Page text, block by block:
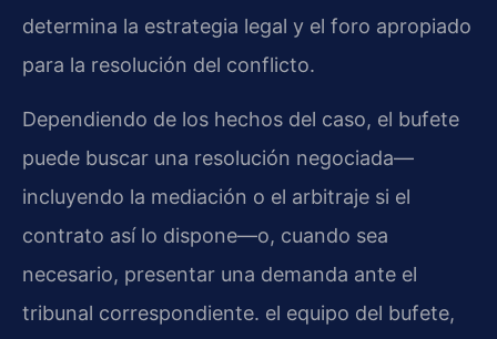
determina la estrategia legal y el foro apropiado
para la resolución del conflicto.
Dependiendo de los hechos del caso, el bufete
puede buscar una resolución negociada—
incluyendo la mediación o el arbitraje si el
contrato así lo dispone—o, cuando sea
necesario, presentar una demanda ante el
tribunal correspondiente. el equipo del bufete,